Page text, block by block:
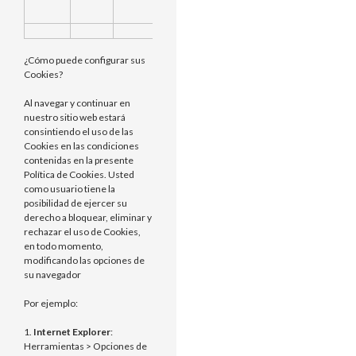
¿Cómo puede configurar sus
Cookies?
Al navegar y continuar en
nuestro sitio web estará
consintiendo el uso de las
Cookies en las condiciones
contenidas en la presente
Política de Cookies. Usted
como usuario tiene la
posibilidad de ejercer su
derecho a bloquear, eliminar y
rechazar el uso de Cookies,
en todo momento,
modificando las opciones de
su navegador
Por ejemplo:
1. Internet Explorer:
Herramientas > Opciones de